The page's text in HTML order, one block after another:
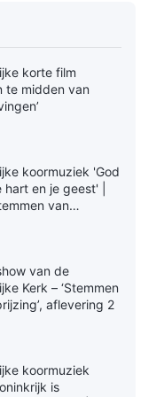
‘Bied God een
| Dans video
‘Zij die oprecht
zijn allen
Kinderdans
‘De Mensenzoon
Kinderdans
korte film
te midden van
koormuziek 'God
en je geest' |
van
van de
Kerk – ‘Stemmen
aflevering 2
koormuziek
is